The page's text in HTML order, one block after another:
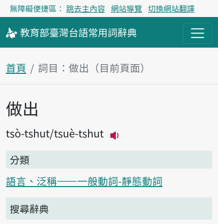
無障礙便捷區： 跳去主內容 網站導覽 切換網站翻譯
教育部臺灣台語常用詞辭典
首頁 詞目：做出（目前頁面）
主內容區塊
做出
tsò-tshut tsuè-tshut
分類
語言、泛稱——一般動詞-靜態動詞
搜尋辭典